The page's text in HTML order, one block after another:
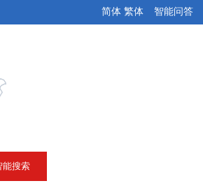
智能问答
简体 繁体